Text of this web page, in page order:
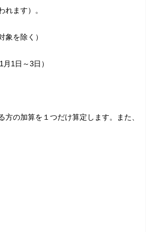
ます）。
を除く）
1日～3日）
の加算を１つだけ算定します。また、